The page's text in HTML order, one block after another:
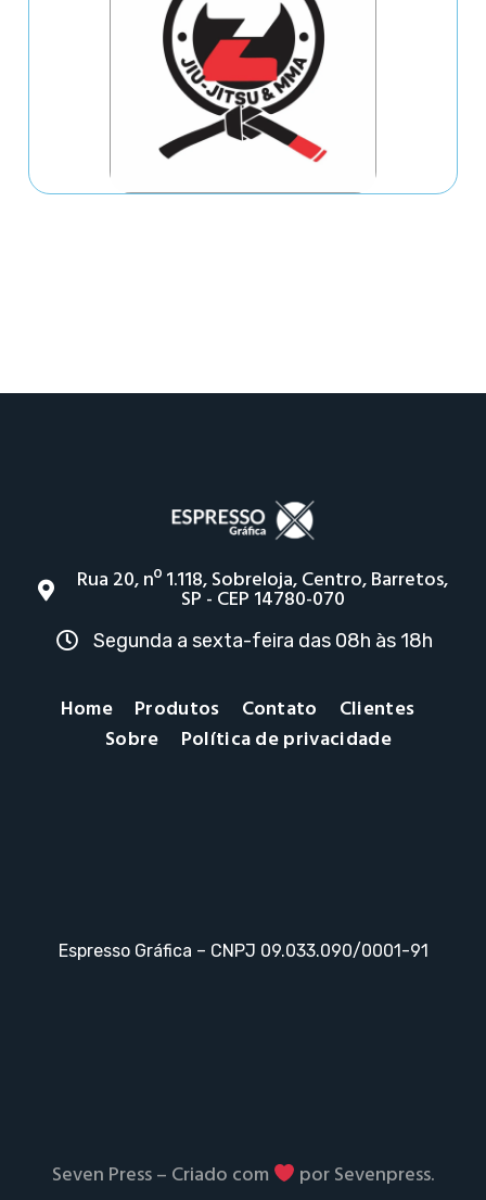
Rua 20, nº 1.118, Sobreloja, Centro, Barretos,
SP - CEP 14780-070
Segunda a sexta-feira das 08h às 18h
Home Produtos Contato
Clientes
Sobre
Política de privacidade
Espresso Gráfica – CNPJ 09.033.090/0001-91
Seven Press – Criado com por Sevenpress.